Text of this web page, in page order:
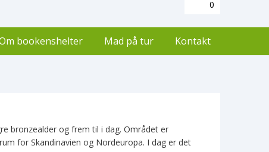
0
bookenshelter Mad på tur Kontakt
bronzealder og frem til i dag. Området er
for Skandinavien og Nordeuropa. I dag er det